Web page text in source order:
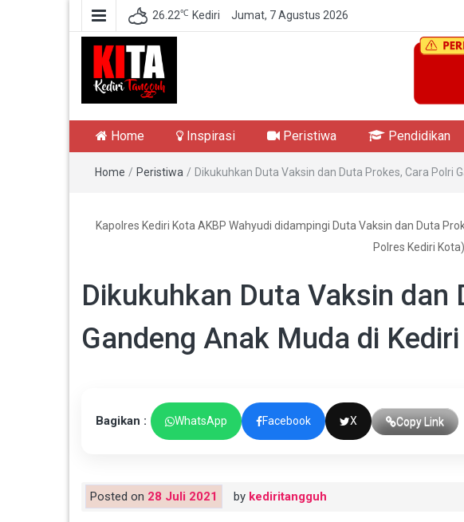
26.22℃ Kediri Jumat, 7 Agustus 2026
Kediri Tangguh
Home Inspirasi Peristiwa Pendidikan
Home / Peristiwa / Dikukuhkan Duta Vaksin dan Duta Prokes, Cara Polri
Kapolres Kediri Kota AKBP Wahyudi didampingi Duta Vaksin dan Duta
Polres Kediri Kota)
Dikukuhkan Duta Vaksin dan
Gandeng Anak Muda di
Bagikan : WhatsApp Facebook X Copy Link
Posted on 28 Juli 2021 by kediritangguh